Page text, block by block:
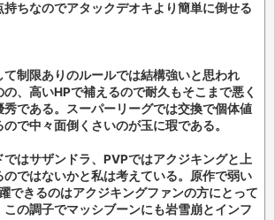
持ちなのでアタックデオキより簡単に倒せる
て制限ありのルールでは結構強いと思われ
、高いHPで補えるので耐久もそこまで悪く
である。スーパーリーグでは交換で個体値
で中々面倒くさいのが玉に瑕である。
ではサザンドラ、PVPではアクジキングと上
ではないかと私は考えている。原作で弱い
できるのはアクジキングファンの方にとって
この調子でマッシブーンにも岩雪崩とインフ